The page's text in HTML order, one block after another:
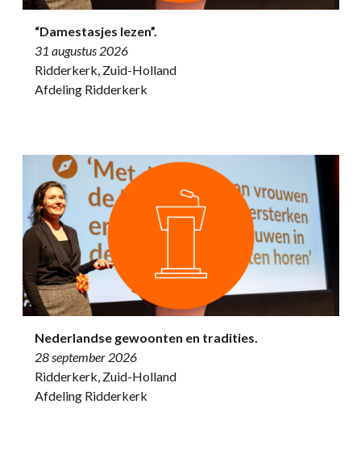
“Damestasjes lezen”.
31 augustus 2026
Ridderkerk, Zuid-Holland
Afdeling Ridderkerk
Nederlandse gewoonten en tradities.
28 september 2026
Ridderkerk, Zuid-Holland
Afdeling Ridderkerk